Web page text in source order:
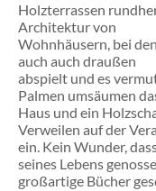
Holzterrassen
Architektur von
Wohnhäusern, bei
auch auch draußen
abspielt und es
Palmen umsäumen
Haus und ein
Verweilen auf der
ein. Kein Wunder,
seines Lebens
großartige Bücher